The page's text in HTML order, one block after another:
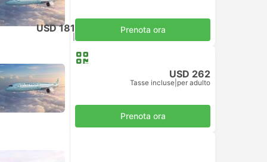
USD 181 Prenota ora
USD 262
Tasse incluse per adulto
Prenota ora